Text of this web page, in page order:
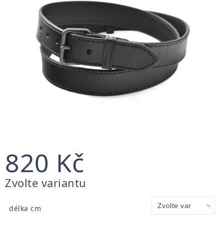
820 Kč
Měrná
Zvolte variantu
délka cm